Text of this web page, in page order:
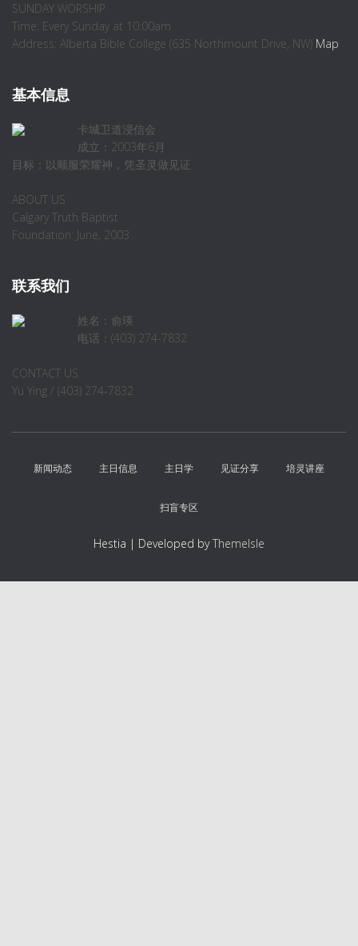
SUNDAY WORSHIP
Time: Every Sunday at 10:00am
Address: Alberta Bible College (635 Northmount Drive, NW) Map
基本信息
卡城卫道浸信会
成立：2003年6月
目标：以顺服荣耀神，凭圣灵做见证
ABOUT US
Calgary Truth Baptist
Foundation: June, 2003
联系我们
姓名：俞瑛
电话：(403) 274-7832
CONTACT US
Yu Ying / (403) 274-7832
新闻动态 主日信息 主日学 见证分享 培灵讲座
扫盲专区
Hestia | Developed byThemeIsle